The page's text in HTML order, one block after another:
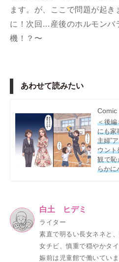
ます。が、ここで問題が起き
に！次回…産後のホルモンバ
機！？〜
あわせて読みたい
Comic
＜後編
にも家
主婦”
ウン
観で恥
らかに
白土 ヒデミ
ライター
素直で明るい長女ネネと
女チビ、慎重で穏やかタ
娠前は児童館で働いてい